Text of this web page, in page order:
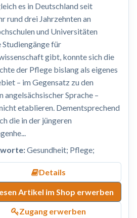
es in Deutschland seit
rund drei Jahrzehnten an
und Universitäten
Studiengänge für
gibt, konnte sich die
der Pflege bislang als eigenes
– im Gegensatz zu den
angelsächsischer Sprache –
etablieren. Dementsprechend
die in der jüngeren
Gesundheit; Pflege;
Details
Artikel im Shop erwerben
Zugang erwerben